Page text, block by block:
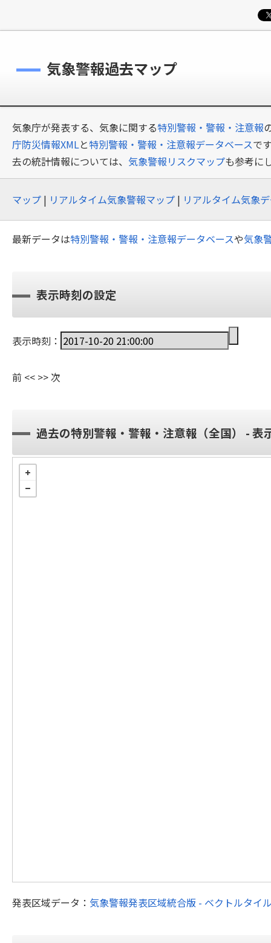
気象警報過去マップ
気象庁が発表する、気象に関する特別警報・警報・注意報
庁防災情報XMLと特別警報・警報・注意報データベースで
去の統計情報については、 気象警報リスクマップも参考に
マップ | リアルタイム気象警報マップ | リアルタイム気象
最新データは特別警報・警報・注意報データベースや気象
表示時刻の設定
表示時刻：
前 << >>次
過去の特別警報・警報・注意報（全国） - 表
発表区域データ： 気象警報発表区域統合版 - ベクトルタイ